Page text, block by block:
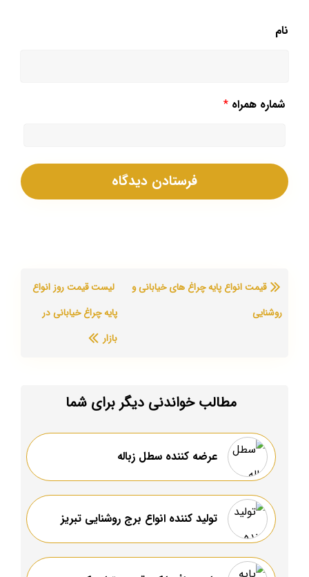
نام
شماره همراه *
قیمت انواع پایه چراغ های خیابانی و
روشنایی
لیست قیمت روز انواع
پایه چراغ خیابانی در
بازار
مطالب خواندنی دیگر برای شما
عرضه کننده سطل زباله
تولید کننده انواع برج روشنایی تبریز